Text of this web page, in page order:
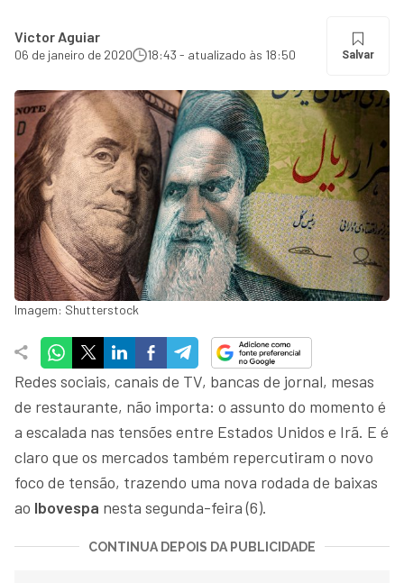
Victor Aguiar
06 de janeiro de 2020 18:43 - atualizado às 18:50 Salvar
Imagem: Shutterstock
Redes sociais, canais de TV, bancas de jornal, mesas
de restaurante, não importa: o assunto do momento é
a escalada nas tensões entre Estados Unidos e Irã. E é
claro que os mercados também repercutiram o novo
foco de tensão, trazendo uma nova rodada de baixas
ao Ibovespa nesta segunda-feira (6).
CONTINUA DEPOIS DA PUBLICIDADE